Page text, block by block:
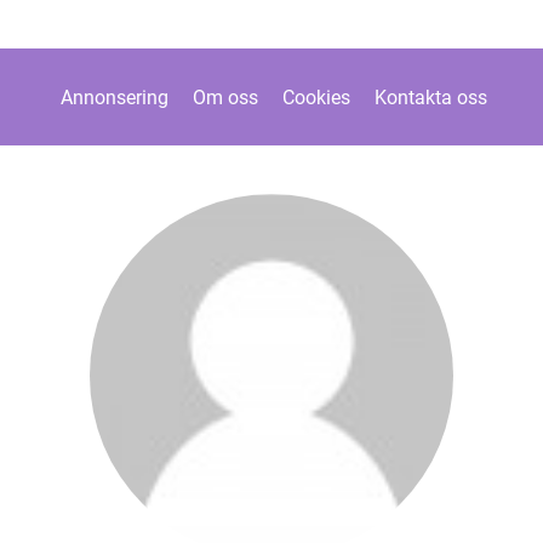
Annonsering Om oss Cookies Kontakta oss